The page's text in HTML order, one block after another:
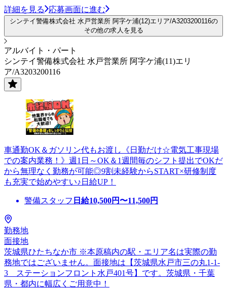
詳細を見る 応募画面に進む
シンテイ警備株式会社 水戸営業所 阿字ケ浦(12)エリア/A3203200116の
その他の求人を見る
アルバイト・パート
シンテイ警備株式会社 水戸営業所 阿字ケ浦(11)エリ
ア/A3203200116
車通勤OK＆ガソリン代もお渡し《日勤だけ☆電気工事現場
での案内業務！》週1日～OK＆1週間毎のシフト提出でOKだ
から無理なく勤務が可能◎9割未経験からSTART×研修制度
も充実で始めやすい♪日給UP！
警備スタッフ 日給10,500円〜11,500円
勤務地
面接地
茨城県ひたちなか市 ※本原稿内の駅・エリア名は実際の勤
務地ではございません。面接地は【茨城県水戸市三の丸1-1-
3 ステーションフロント水戸401号】です。茨城県・千葉
県・都内に幅広くご用意中！